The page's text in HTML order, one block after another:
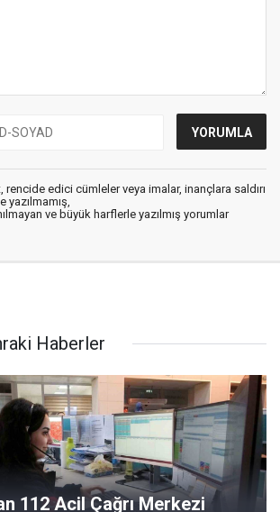
rencide edici cümleler veya imalar, inançlara saldırı
yazılmamış,
ve büyük harflerle yazılmış yorumlar
Haberler
112 Acil Çağrı Merkezi